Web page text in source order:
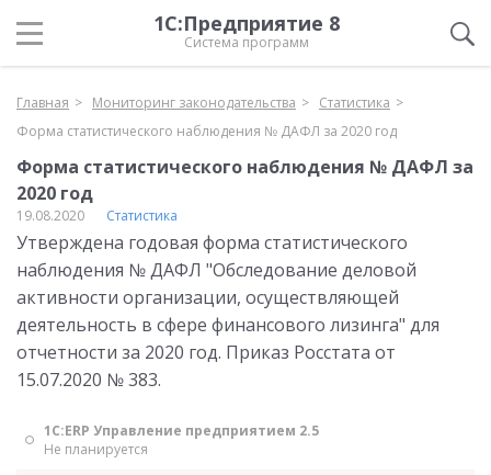
1С:Предприятие 8
Система программ
Главная Мониторинг законодательства
Статистика
Форма статистического наблюдения № ДАФЛ за 2020 год
Форма статистического наблюдения № ДАФЛ за
2020 год
19.08.2020 Статистика
Утверждена годовая форма статистического
наблюдения № ДАФЛ "Обследование деловой
активности организации, осуществляющей
деятельность в сфере финансового лизинга" для
отчетности за 2020 год. Приказ Росстата от
15.07.2020 № 383.
1С:ERP Управление предприятием 2.5
Не планируется